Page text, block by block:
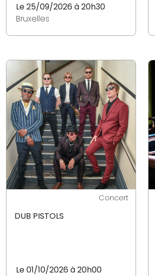
Le 25/09/2026 à 20h30
Bruxelles
Concert
DUB PISTOLS
Le 01/10/2026 à 20h00